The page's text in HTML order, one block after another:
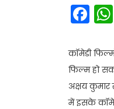
कॉमेडी
फिल्म हो
अक्षय कुमार
में इसके